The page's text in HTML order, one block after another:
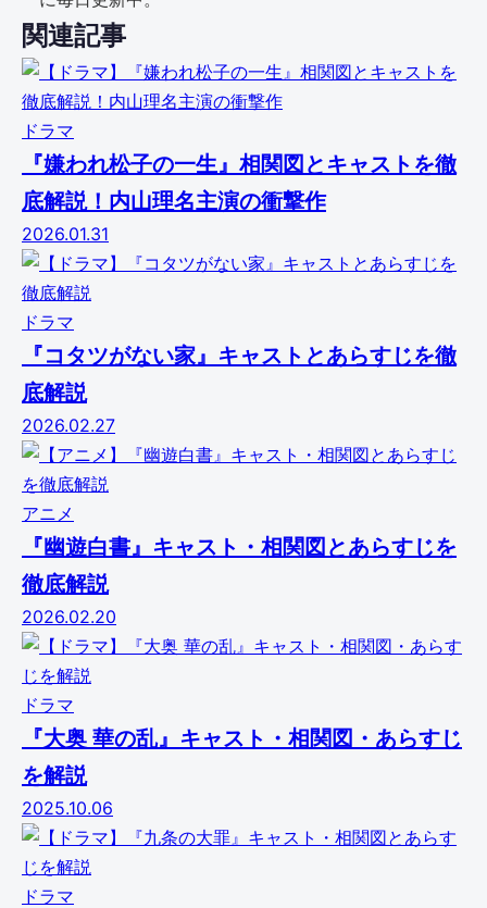
関連記事
ドラマ
『嫌われ松子の一生』相関図とキャストを徹
底解説！内山理名主演の衝撃作
2026.01.31
ドラマ
『コタツがない家』キャストとあらすじを徹
底解説
2026.02.27
アニメ
『幽遊白書』キャスト・相関図とあらすじを
徹底解説
2026.02.20
ドラマ
『大奥 華の乱』キャスト・相関図・あらすじ
を解説
2025.10.06
ドラマ